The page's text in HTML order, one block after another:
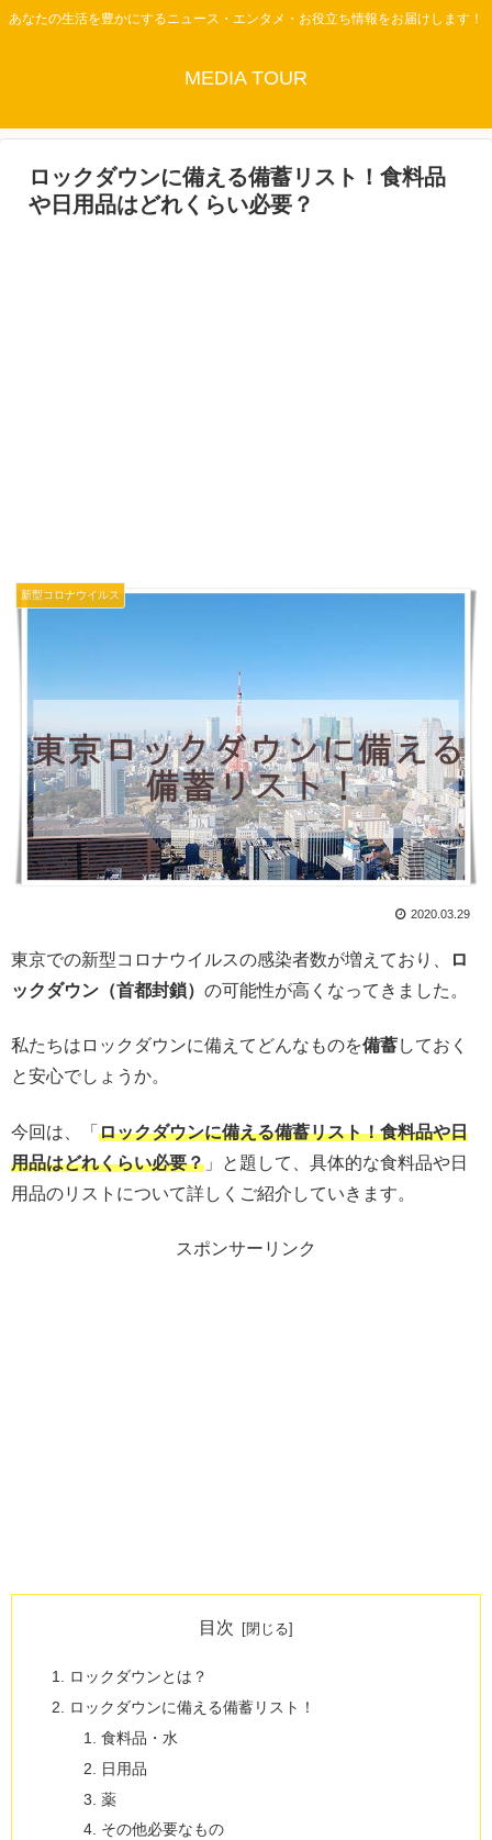
あなたの生活を豊かにするニュース・エンタメ・お役立ち情報をお届けします！
MEDIA TOUR
ロックダウンに備える備蓄リスト！食料品
や日用品はどれくらい必要？
新型コロナウイルス
2020.03.29
東京での新型コロナウイルスの感染者数が増えており、
ロ
ックダウン（首都封鎖） の可能性が高くなってきました。
私たちはロックダウンに備えてどんなものを備蓄しておく
と安心でしょうか。
今回は、「 ロックダウンに備える備蓄リスト！食料品や日
用品はどれくらい必要？ 」と題して、具体的な食料品や日
用品のリストについて詳しくご紹介していきます。
スポンサーリンク
目次
ロックダウンとは？
ロックダウンに備える備蓄リスト！
食料品・水
日用品
薬
その他必要なもの